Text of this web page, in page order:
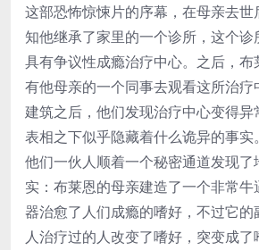
这部恐怖惊悚片的序幕，在母亲去
知他继承了家里的一个诊所，这个诊
具有争议性成瘾治疗中心。之后，
有他母亲的一个同事去观看这所治疗
建筑之后，他们发现治疗中心变得
表相之下似乎隐藏着什么诡异的事实
他们一伙人顺着一个秘密通道发现
实：布莱恩的母亲建造了一个非常
器治愈了人们成瘾的嗜好，不过它
人治疗过的人改变了嗜好，突变成了